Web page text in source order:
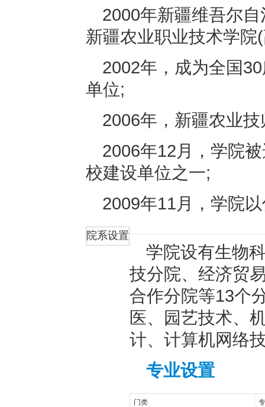
2000年新疆维吾尔
新疆农业职业技术学院
2002年，成为全国
单位;
2006年，新疆农业
2006年12月，学院
校建设单位之一;
2009年11月，学院
院系设置
学院设有生物
技分院、经济贸
合作分院等13个
医、园艺技术、
计、计算机网络
专业设置
门类